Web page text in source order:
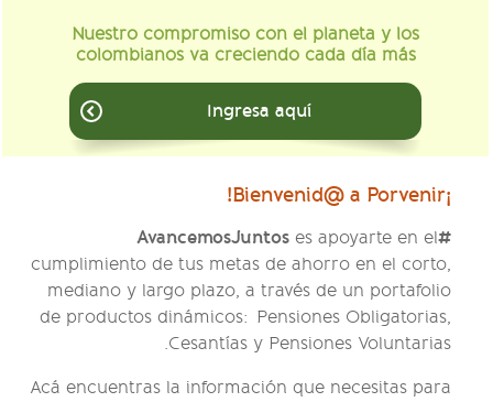
Nuestro compromiso con el planeta y los
colombianos va creciendo cada día más
Ingresa aquí
#AvancemosJuntos
es apoyarte en el
cumplimiento de tus metas de ahorro en el corto,
mediano y largo plazo, a través de un portafolio
de productos dinámicos: Pensiones Obligatorias,
Cesantías y Pensiones Voluntarias.
Acá encuentras la información que necesitas para